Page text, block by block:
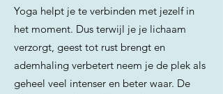
Yoga helpt je te verbinden met jezelf in
het moment. Dus terwijl je je lichaam
verzorgt, geest tot rust brengt en
ademhaling verbetert neem je de plek als
geheel veel intenser en beter waar. De